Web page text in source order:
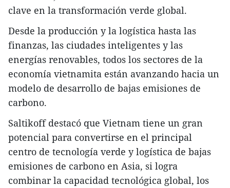
clave en la transformación verde global.
Desde la producción y la logística hasta las
finanzas, las ciudades inteligentes y las
energías renovables, todos los sectores de la
economía vietnamita están avanzando hacia un
modelo de desarrollo de bajas emisiones de
carbono.
Saltikoff destacó que Vietnam tiene un gran
potencial para convertirse en el principal
centro de tecnología verde y logística de bajas
emisiones de carbono en Asia, si logra
combinar la capacidad tecnológica global, los